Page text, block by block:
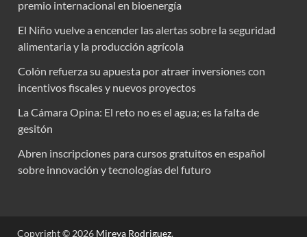
premio internacional en bioenergía
El Niño vuelve a encender las alertas sobre la seguridad
alimentaria y la producción agrícola
Colón refuerza su apuesta por atraer inversiones con
incentivos fiscales y nuevos proyectos
La Cámara Opina: El reto no es el agua; es la falta de
gesitón
Abren inscripciones para cursos gratuitos en español
sobre innovación y tecnologías del futuro
Copyright © 2026 Mireya Rodriguez.